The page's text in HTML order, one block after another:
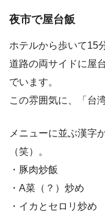
夜市で屋台飯
ホテルから歩いて15
道路の両サイドに屋
でいます。
この雰囲気に、「台
メニューに並ぶ漢字
（笑）。
・豚肉炒飯
・A菜（？）炒め
・イカとセロリ炒め